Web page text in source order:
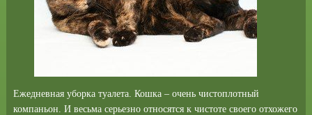
Ежедневная уборка туалета. Кошка – очень чистоплотный
компаньон. И весьма серьезно относятся к чистоте своего отхожего